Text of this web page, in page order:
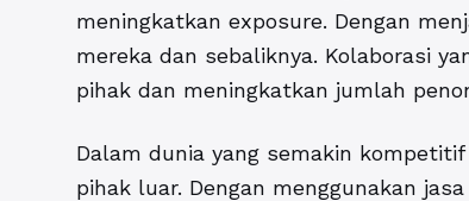
meningkatkan exposure. Dengan
mereka dan sebaliknya. Kolaborasi
pihak dan meningkatkan jumlah
Dalam dunia yang semakin
pihak luar. Dengan menggunakan